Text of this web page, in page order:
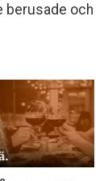
berusade och